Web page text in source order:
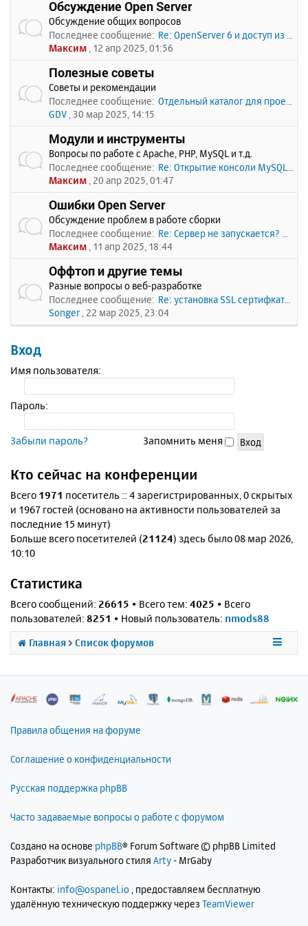
Обсуждение Open Server
Обсуждение общих вопросов
Последнее сообщение: Re: OpenServer 6 и доступ из …
Максим , 12 апр 2025, 01:56
Полезные советы
Советы и рекомендации
Последнее сообщение: Отдельный каталог для проекто…
GDV , 30 мар 2025, 14:15
Модули и инструменты
Вопросы по работе с Apache, PHP, MySQL и т.д.
Последнее сообщение: Re: Открытие консоли MySQL по…
Максим , 20 апр 2025, 01:47
Ошибки Open Server
Обсуждение проблем в работе сборки
Последнее сообщение: Re: Сервер не запускается? Пи…
Максим , 11 апр 2025, 18:44
Оффтоп и другие темы
Разные вопросы о веб-разработке
Последнее сообщение: Re: установка SSL сертифката
Songer , 22 мар 2025, 23:04
Вход
Имя пользователя:
Пароль:
Забыли пароль? Запомнить меня
Кто сейчас на конференции
Всего 1971 посетитель :: 4 зарегистрированных, 0 скрытых
и 1967 гостей (основано на активности пользователей за
последние 15 минут)
Больше всего посетителей (21124) здесь было 08 мар 2026,
10:10
Статистика
Всего сообщений: 26615 • Всего тем: 4025 • Всего
пользователей: 8251 • Новый пользователь: nmods88
Главная Список форумов
Правила общения на форуме
Соглашение о конфиденциальности
Русская поддержка phpBB
Часто задаваемые вопросы о работе с форумом
Создано на основе phpBB® Forum Software © phpBB Limited
Разработчик визуального стиля Arty- MrGaby
Контакты: info@ospanel.io , предоставляем бесплатную
удалённую техническую поддержку через TeamViewer